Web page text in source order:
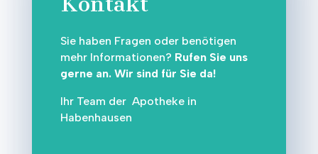
Sie haben Fragen oder benötigen
mehr Informationen? Rufen Sie uns
gerne an. Wir sind für Sie da!
Ihr Team der Apotheke in
Habenhausen